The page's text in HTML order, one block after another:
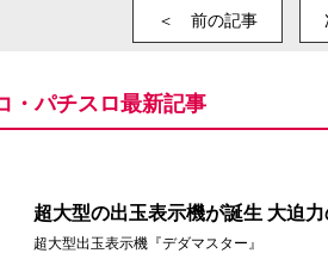
＜ 前の記事
・パチスロ最新記事
超大型の出玉表示機が誕生 大迫
超大型出玉表示機『デダマスター』